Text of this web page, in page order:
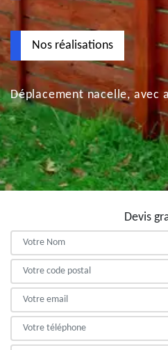
Nos réalisations
Déplacement nacelle, avec
Devis